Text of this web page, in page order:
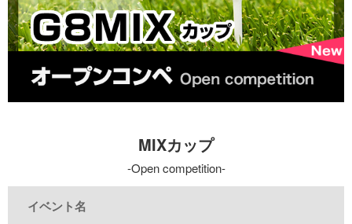
MIXカップ
Open competition
イベント名